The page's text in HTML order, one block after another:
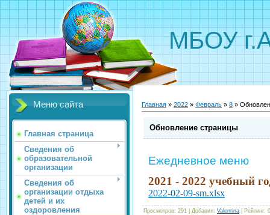
МБОУ
Меню сайта
Главная страница
Сведения об
образовательной
организации
Сведения об
организации отдыха
детей и их
оздоровления
Главная » 2022 » Февраль » 8 »
Обновление страницы
Ежедневное меню
2021 - 2022 учебный
2022-02-09-sm.xlsx
Просмотров: 291 Добавил: Valentina Рейтинг: